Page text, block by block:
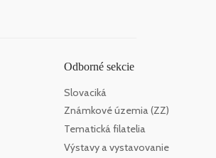
Odborné sekcie
Slovaciká
Známkové územia (ZZ)
Tematická filatelia
Výstavy a vystavovanie